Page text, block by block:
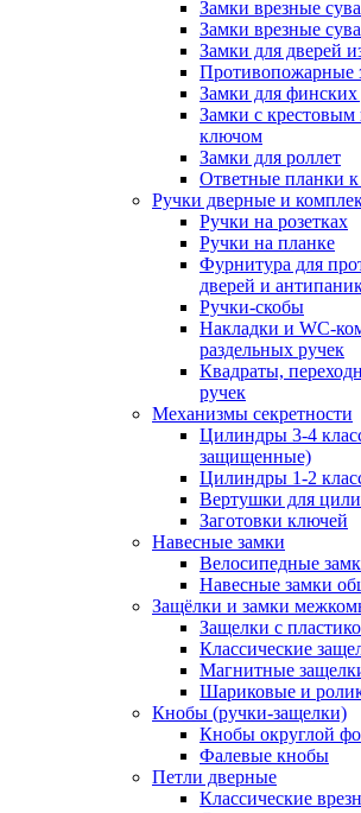
Замки врезные
Замки врезные
Замки для дверей
Противопожарные
Замки для финских
Замки с
ключом
Замки для роллет
Ответные планки
Ручки дверные и
Ручки на розетках
Ручки на планке
Фурнитура для
дверей и
Ручки-скобы
Накладки и WC-
раздельных ручек
Квадраты,
ручек
Механизмы секретности
Цилиндры 3-4
защищенные)
Цилиндры 1-2
Вертушки для
Заготовки ключей
Навесные замки
Велосипедные
Навесные замки
Защёлки и замки
Защелки с
Классические
Магнитные
Шариковые и
Кнобы (ручки-защелки)
Кнобы округлой
Фалевые кнобы
Петли дверные
Классические